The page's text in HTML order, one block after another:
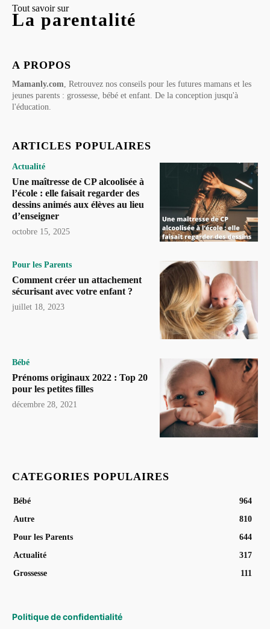
Tout savoir sur
La parentalité
A PROPOS
Mamanly.com , Retrouvez nos conseils pour les futures mamans et les
jeunes parents : grossesse, bébé et enfant. De la conception jusqu'à
l'éducation.
ARTICLES POPULAIRES
Actualité
Une maîtresse de CP alcoolisée à
l’école : elle faisait regarder des
dessins animés aux élèves au lieu
d’enseigner
octobre 15, 2025
Pour les Parents
Comment créer un attachement
sécurisant avec votre enfant ?
juillet 18, 2023
Bébé
Prénoms originaux 2022 : Top 20
pour les petites filles
décembre 28, 2021
CATEGORIES POPULAIRES
Bébé
964
Autre
810
Pour les Parents
644
Actualité
317
Grossesse
111
Politique de confidentialité